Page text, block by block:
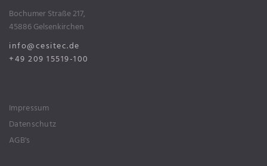
Bochumer Straße 217,
45886 Gelsenkirchen
info@cesitec.de
+49 209 15519-100
Impressum
Datenschutz
AGB's